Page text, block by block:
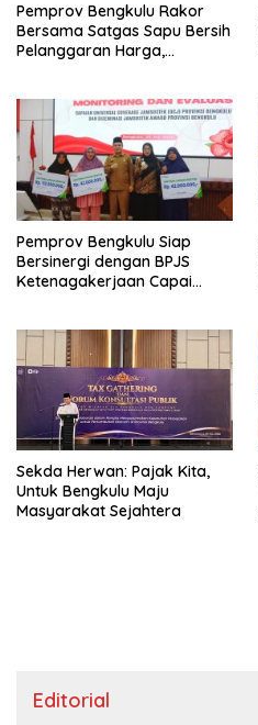
Pemprov Bengkulu Rakor
Bersama Satgas Sapu Bersih
Pelanggaran Harga,
Masih Jadi Sorotan
Pemprov Bengkulu Siap
Bersinergi dengan BPJS
Ketenagakerjaan Capai
Sekda Herwan: Pajak Kita,
Untuk Bengkulu Maju
Masyarakat Sejahtera
Editorial